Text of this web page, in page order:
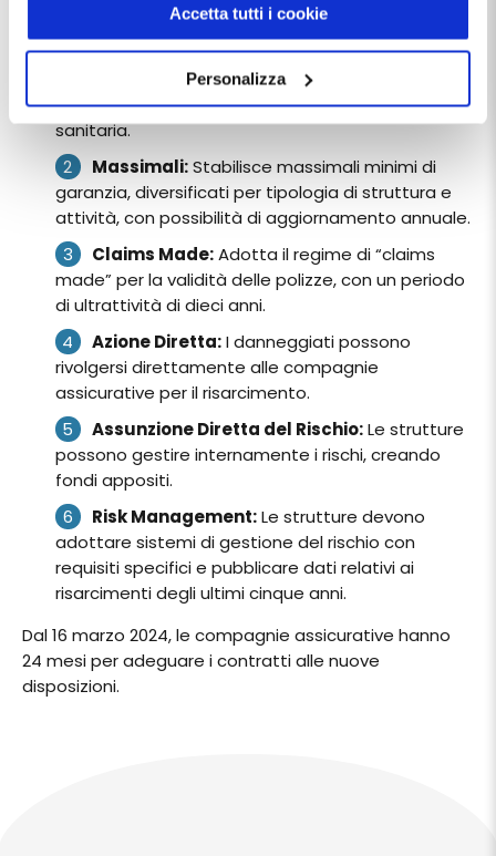
Chiudendo questo banner tramite apposita X in alto a
Accetta tutti i cookie
Personalizza
Le principali novità includono:
Estensione della Copertura:L’assicurazione
deve coprire danni causati da qualsiasi personale,
anche non dipendente, che opera nella struttura
sanitaria.
Massimali:Stabilisce massimali minimi di
garanzia, diversificati per tipologia di struttura e
attività, con possibilità di aggiornamento annuale.
Claims Made:Adotta il regime di “claims
made” per la validità delle polizze, con un periodo
di ultrattività di dieci anni.
Azione Diretta:I danneggiati possono
rivolgersi direttamente alle compagnie
assicurative per il risarcimento.
Assunzione Diretta del Rischio:Le strutture
possono gestire internamente i rischi, creando
fondi appositi.
Risk Management:Le strutture devono
adottare sistemi di gestione del rischio con
requisiti specifici e pubblicare dati relativi ai
risarcimenti degli ultimi cinque anni.
Dal 16 marzo 2024, le compagnie assicurative hanno
24 mesi per adeguare i contratti alle nuove
disposizioni.